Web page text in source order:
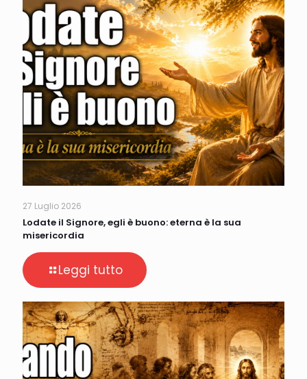
27 Luglio 2026
Lodate il Signore, egli è buono: eterna è la sua
misericordia
Leggi tutto